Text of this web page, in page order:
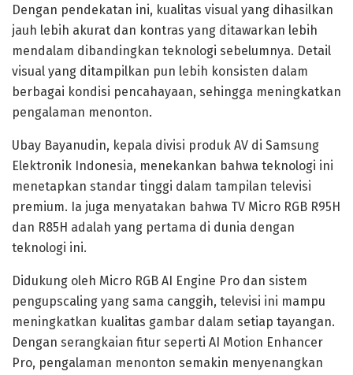
Dengan pendekatan ini, kualitas visual yang dihasilkan
jauh lebih akurat dan kontras yang ditawarkan lebih
mendalam dibandingkan teknologi sebelumnya. Detail
visual yang ditampilkan pun lebih konsisten dalam
berbagai kondisi pencahayaan, sehingga meningkatkan
pengalaman menonton.
Ubay Bayanudin, kepala divisi produk AV di Samsung
Elektronik Indonesia, menekankan bahwa teknologi ini
menetapkan standar tinggi dalam tampilan televisi
premium. Ia juga menyatakan bahwa TV Micro RGB R95H
dan R85H adalah yang pertama di dunia dengan
teknologi ini.
Didukung oleh Micro RGB AI Engine Pro dan sistem
pengupscaling yang sama canggih, televisi ini mampu
meningkatkan kualitas gambar dalam setiap tayangan.
Dengan serangkaian fitur seperti AI Motion Enhancer
Pro, pengalaman menonton semakin menyenangkan